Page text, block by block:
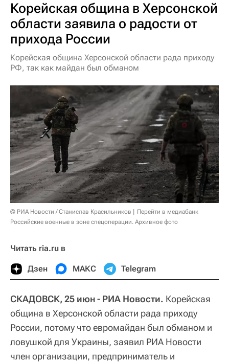
Корейская община в Херсонской
области заявила о радости от
прихода России
Корейская община Херсонской области рада приходу
РФ, так как майдан был обманом
© РИА Новости / Станислав Красильников
Перейти в медиабанк
Российские военные в зоне спецоперации. Архивное фото
Читать ria.ru в
Дзен МАКС Telegram
СКАДОВСК, 25 июн - РИА Новости. Корейская
община в Херсонской области рада приходу
России, потому что евромайдан был обманом и
ловушкой для Украины, заявил РИА Новости
член организации, предприниматель и